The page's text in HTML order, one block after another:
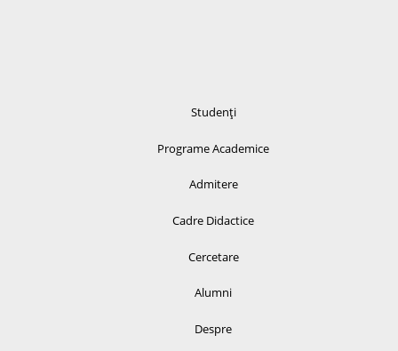
Studenți
Programe Academice
Admitere
Cadre Didactice
Cercetare
Alumni
Despre